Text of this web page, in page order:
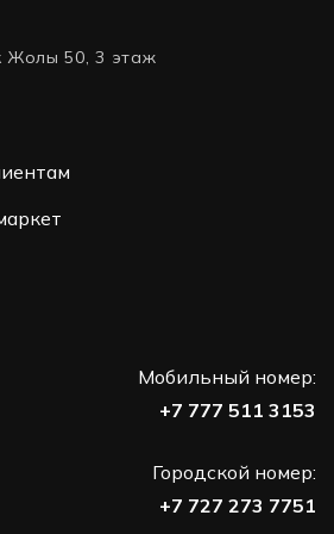
Жолы 50, 3 этаж
Мобильный номер:
+7 777 511 3153
Городской номер:
+7 727 273 7751